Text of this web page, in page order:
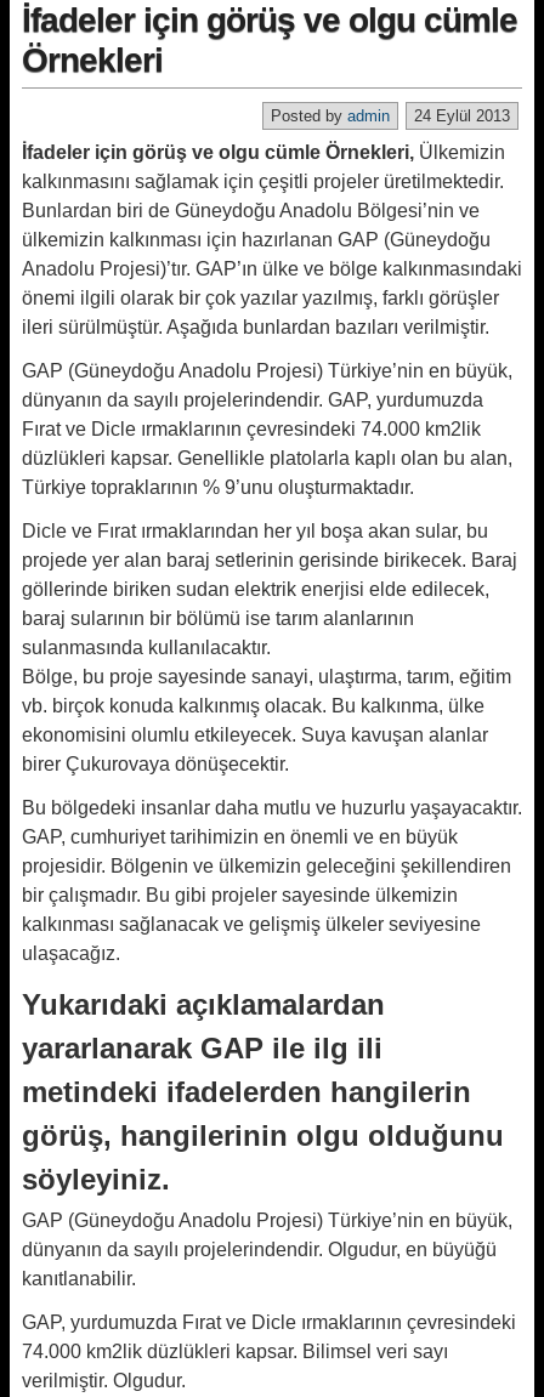
İfadeler için görüş ve olgu cümle
Örnekleri
24 Eylül 2013
Posted by admin
İfadeler için görüş ve olgu cümle Örnekleri, Ülkemizin
kalkınmasını sağlamak için çeşitli projeler üretilmektedir.
Bunlardan biri de Güneydoğu Anadolu Bölgesi’nin ve
ülkemizin kalkınması için hazırlanan GAP (Güneydoğu
Anadolu Projesi)’tır. GAP’ın ülke ve bölge kalkınmasındaki
önemi ilgili olarak bir çok yazılar yazılmış, farklı görüşler
ileri sürülmüştür. Aşağıda bunlardan bazıları verilmiştir.
GAP (Güneydoğu Anadolu Projesi) Türkiye’nin en büyük,
dünyanın da sayılı projelerindendir. GAP, yurdumuzda
Fırat ve Dicle ırmaklarının çevresindeki 74.000 km2lik
düzlükleri kapsar. Genellikle platolarla kaplı olan bu alan,
Türkiye topraklarının % 9’unu oluşturmaktadır.
Dicle ve Fırat ırmaklarından her yıl boşa akan sular, bu
projede yer alan baraj setlerinin gerisinde birikecek. Baraj
göllerinde biriken sudan elektrik enerjisi elde edilecek,
baraj sularının bir bölümü ise tarım alanlarının
sulanmasında kullanılacaktır.
Bölge, bu proje sayesinde sanayi, ulaştırma, tarım, eğitim
vb. birçok konuda kalkınmış olacak. Bu kalkınma, ülke
ekonomisini olumlu etkileyecek. Suya kavuşan alanlar
birer Çukurovaya dönüşecektir.
Bu bölgedeki insanlar daha mutlu ve huzurlu yaşayacaktır.
GAP, cumhuriyet tarihimizin en önemli ve en büyük
projesidir. Bölgenin ve ülkemizin geleceğini şekillendiren
bir çalışmadır. Bu gibi projeler sayesinde ülkemizin
kalkınması sağlanacak ve gelişmiş ülkeler seviyesine
ulaşacağız.
Yukarıdaki açıklamalardan
yararlanarak GAP ile ilg ili
metindeki ifadelerden hangilerin
görüş, hangilerinin olgu olduğunu
söyleyiniz.
GAP (Güneydoğu Anadolu Projesi) Türkiye’nin en büyük,
dünyanın da sayılı projelerindendir. Olgudur, en büyüğü
kanıtlanabilir.
GAP, yurdumuzda Fırat ve Dicle ırmaklarının çevresindeki
74.000 km2lik düzlükleri kapsar. Bilimsel veri sayı
verilmiştir. Olgudur.